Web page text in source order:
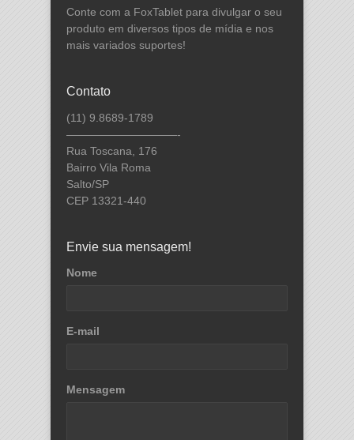
Conte com a FoxTablet para divulgar o seu
produto em diversos tipos de mídia e nos
mais variados suportes!
Contato
(11) 9.8689-1789
——————————-
Rua Toscana, 176
Bairro Vila Roma
Salto/SP
CEP 13321-440
Envie sua mensagem!
Nome
E-mail
Mensagem